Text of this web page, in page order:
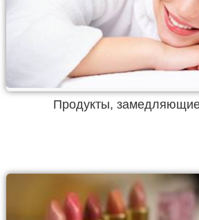
Продукты,